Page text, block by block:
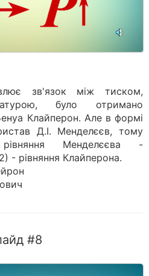
зв'язок між тиском,
було отримано
Клайперон. Але в формі
Д.І. Менделєєв, тому
Менделєєва -
- рівняння Клайперона.
#8